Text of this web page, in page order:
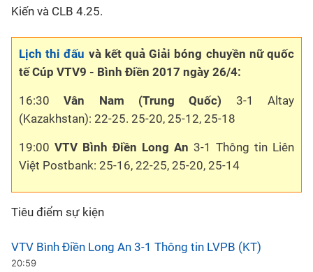
Kiến và CLB 4.25.
Lịch thi đấu và kết quả Giải bóng chuyền nữ quốc
tế Cúp VTV9 - Bình Điền 2017 ngày 26/4:
16:30Vân Nam (Trung Quốc) 3-1 Altay
(Kazakhstan): 22-25. 25-20, 25-12, 25-18
19:00 VTV Bình Điền Long An 3-1 Thông tin Liên
Việt Postbank: 25-16, 22-25, 25-20, 25-14
Tiêu điểm sự kiện
VTV Bình Điền Long An 3-1 Thông tin LVPB (KT)
20:59